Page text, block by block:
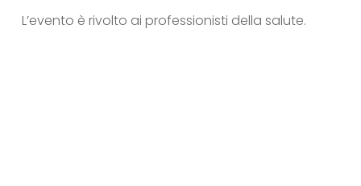
L’evento è rivolto ai professionisti della salute.